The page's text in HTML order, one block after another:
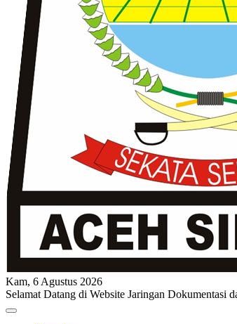
Kam, 6 Agustus 2026
Selamat Datang di Website Jaringan